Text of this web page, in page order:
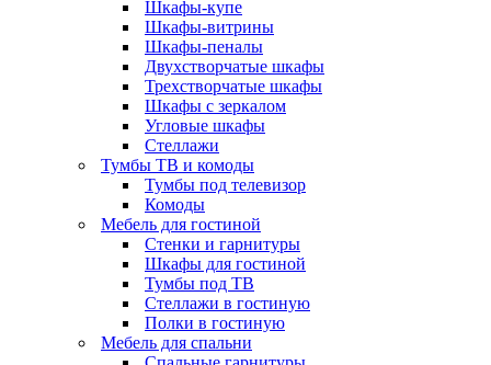
Шкафы-купе
Шкафы-витрины
Шкафы-пеналы
Двухстворчатые шкафы
Трехстворчатые шкафы
Шкафы с зеркалом
Угловые шкафы
Стеллажи
Тумбы ТВ и комоды
Тумбы под телевизор
Комоды
Мебель для гостиной
Стенки и гарнитуры
Шкафы для гостиной
Тумбы под ТВ
Стеллажи в гостиную
Полки в гостиную
Мебель для спальни